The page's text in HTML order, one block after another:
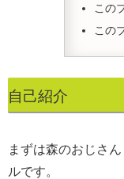
この
この
自己紹介
まずは森のおじさ
ルです。